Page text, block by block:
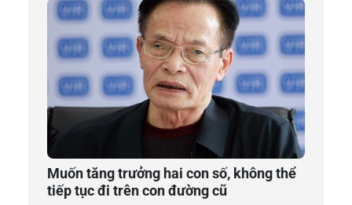
Muốn tăng trưởng hai con số, không thể
tiếp tục đi trên con đường cũ